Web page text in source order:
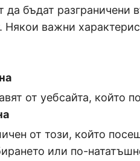
бъдат разграничени
важни
от уебсайта, който
от този, който
или по-